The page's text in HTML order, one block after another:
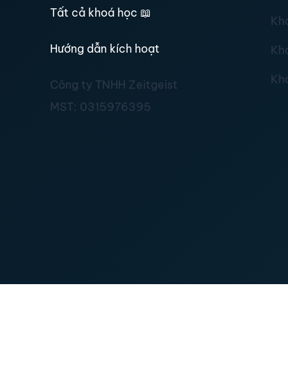
Tất cả khoá học 📖
Hướng dẫn kích hoạt
Công ty TNHH Zeitgeist
MST: 0315976395